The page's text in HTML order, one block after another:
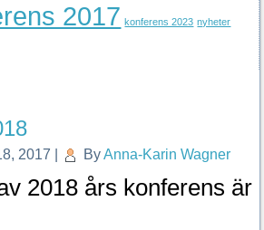
2017 konferens 2023 nyheter
2017 By Anna-Karin Wagner
2018 års konferens är